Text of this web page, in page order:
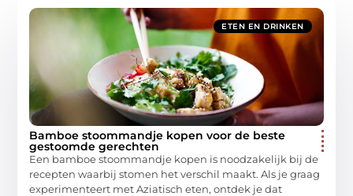
ETEN EN DRINKEN
Bamboe stoommandje kopen voor de beste
gestoomde gerechten
Een bamboe stoommandje kopen is noodzakelijk bij de
recepten waarbij stomen het verschil maakt. Als je graag
experimenteert met Aziatisch eten, ontdek je dat